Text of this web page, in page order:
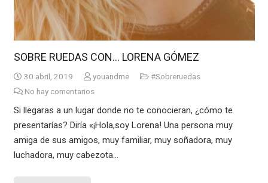
SOBRE RUEDAS CON… LORENA GÓMEZ
30 abril, 2019 youandme
#Sobreruedas
No hay comentarios
Si llegaras a un lugar donde no te conocieran, ¿cómo te
presentarías? Diría «¡Hola,soy Lorena! Una persona muy
amiga de sus amigos, muy familiar, muy soñadora, muy
luchadora, muy cabezota…